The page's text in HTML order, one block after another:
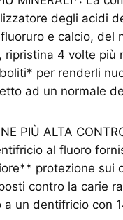
degli acidi
e calcio, del
ripristina 4 volte più
per renderli
ad un normale
PIÙ ALTA
al fluoro
protezione sui
contro la carie
a un dentifricio con